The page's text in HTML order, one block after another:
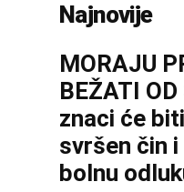
Najnovije
MORAJU
BEŽATI
znaci će
svršen čin
bolnu